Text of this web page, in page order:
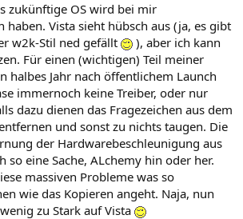
zukünftige OS wird bei mir
haben. Vista sieht hübsch aus (ja, es gibt
w2k-Stil ned gefällt
), aber ich kann
Für einen (wichtigen) Teil meiner
halbes Jahr nach öffentlichem Launch
immernoch keine Treiber, oder nur
dazu dienen das Fragezeichen aus dem
und sonst zu nichts taugen. Die
der Hardwarebeschleunigung aus
so eine Sache, ALchemy hin oder her.
massiven Probleme was so
wie das Kopieren angeht. Naja, nun
zu Stark auf Vista